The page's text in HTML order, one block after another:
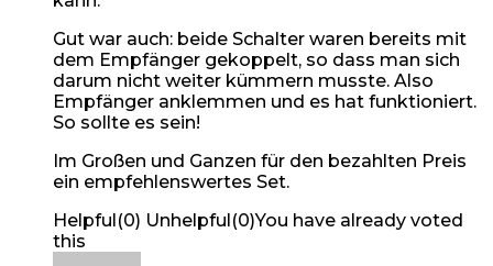
Gut war auch: beide Schalter waren bereits mit
dem Empfänger gekoppelt, so dass man sich
darum nicht weiter kümmern musste. Also
Empfänger anklemmen und es hat funktioniert.
So sollte es sein!
Im Großen und Ganzen für den bezahlten Preis
ein empfehlenswertes Set.
Helpful(0) Unhelpful(0)You have already voted
this